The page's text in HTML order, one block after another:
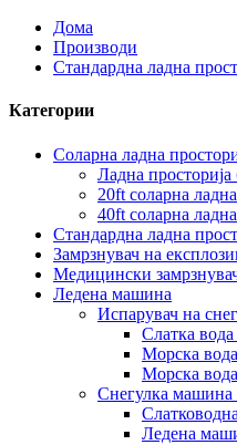
Дома
Производи
Стандардна ладна
Категории
Соларна ладна
Ладна просторија
20ft соларна
40ft соларна
Стандардна ладна
Замрзнувач на
Медицински
Ледена машина
Испарувач на
Слатка
Морска
Морска
Снегулка машина
Ледена